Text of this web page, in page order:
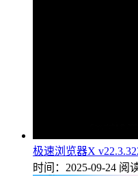
极速浏览器X
时间：2025-09-24 阅